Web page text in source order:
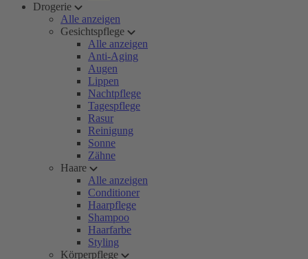
Drogerie
Alle anzeigen
Gesichtspflege
Alle anzeigen
Anti-Aging
Augen
Lippen
Nachtpflege
Tagespflege
Rasur
Reinigung
Sonne
Zähne
Haare
Alle anzeigen
Conditioner
Haarpflege
Shampoo
Haarfarbe
Styling
Körperpflege